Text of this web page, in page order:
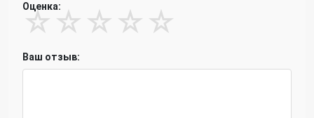
Оценка:
☆ ☆ ☆ ☆ ☆
Ваш отзыв: